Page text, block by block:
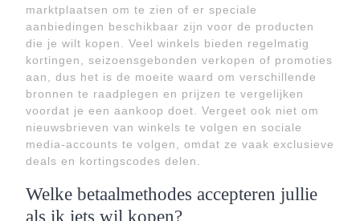
marktplaatsen om te zien of er speciale
aanbiedingen beschikbaar zijn voor de producten
die je wilt kopen. Veel winkels bieden regelmatig
kortingen, seizoensgebonden verkopen of promoties
aan, dus het is de moeite waard om verschillende
bronnen te raadplegen en prijzen te vergelijken
voordat je een aankoop doet. Vergeet ook niet om
nieuwsbrieven van winkels te volgen en sociale
media-accounts te volgen, omdat ze vaak exclusieve
deals en kortingscodes delen.
Welke betaalmethodes accepteren jullie
als ik iets wil kopen?